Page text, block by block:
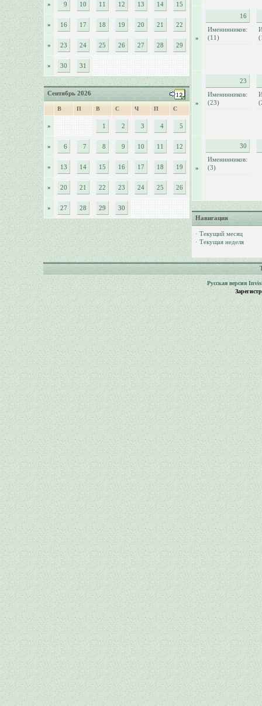
» 9 10 11 12 13 14 15
» 16 17 18 19 20 21 22
» 23 24 25 26 27 28 29
» 30 31
Сентябрь 2026
В П В С Ч П С
» 1 2 3 4 5
» 6 7 8 9 10 11 12
» 13 14 15 16 17 18 19
» 20 21 22 23 24 25 26
» 27 28 29 30
»
16
Именинников:
(11)
»
23
Именинников:
(23)
»
30
Именинников:
(3)
Навигация
· Текущий месяц
· Текущая неделя
Русская версия